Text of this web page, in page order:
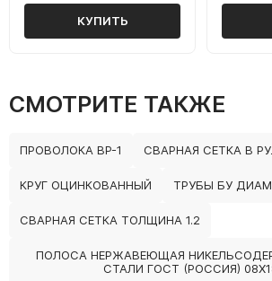
КУПИТЬ
СМОТРИТЕ ТАКЖЕ
ПРОВОЛОКА ВР-1 СВАРНАЯ СЕТКА В
КРУГ ОЦИНКОВАННЫЙ ТРУБЫ БУ
СВАРНАЯ СЕТКА ТОЛЩИНА 1.2
ПОЛОСА НЕРЖАВЕЮЩАЯ
СТАЛИ ГОСТ (РОССИЯ)